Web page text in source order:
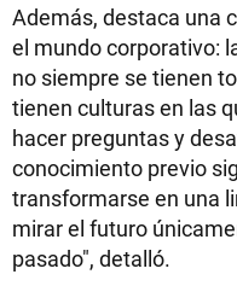
Además, destaca una
el mundo corporativo:
no siempre se tienen
tienen culturas en las
hacer preguntas y
conocimiento previo
transformarse en una
mirar el futuro
pasado", detalló.